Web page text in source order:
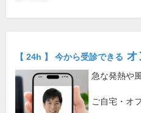
【 24h 】 今から受診できる オ
急な発熱や
ご自宅・オ